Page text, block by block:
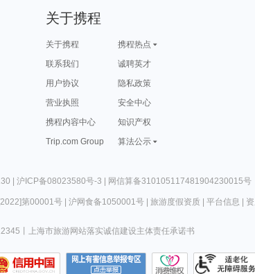
关于携程
关于携程
携程热点
联系我们
诚聘英才
用户协议
隐私政策
营业执照
安全中心
携程内容中心
知识产权
Trip.com Group
算法公示
| 沪ICP备08023580号-3 | 网信算备310105117481904230015号
第00001号| 沪网食备1050001号| 旅游度假资质| 平台信息
上海市旅游网站落实诚信建设主体责任承诺书